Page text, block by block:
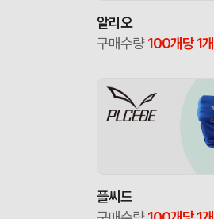
알리오
구매수량100개당 1개
플씨드